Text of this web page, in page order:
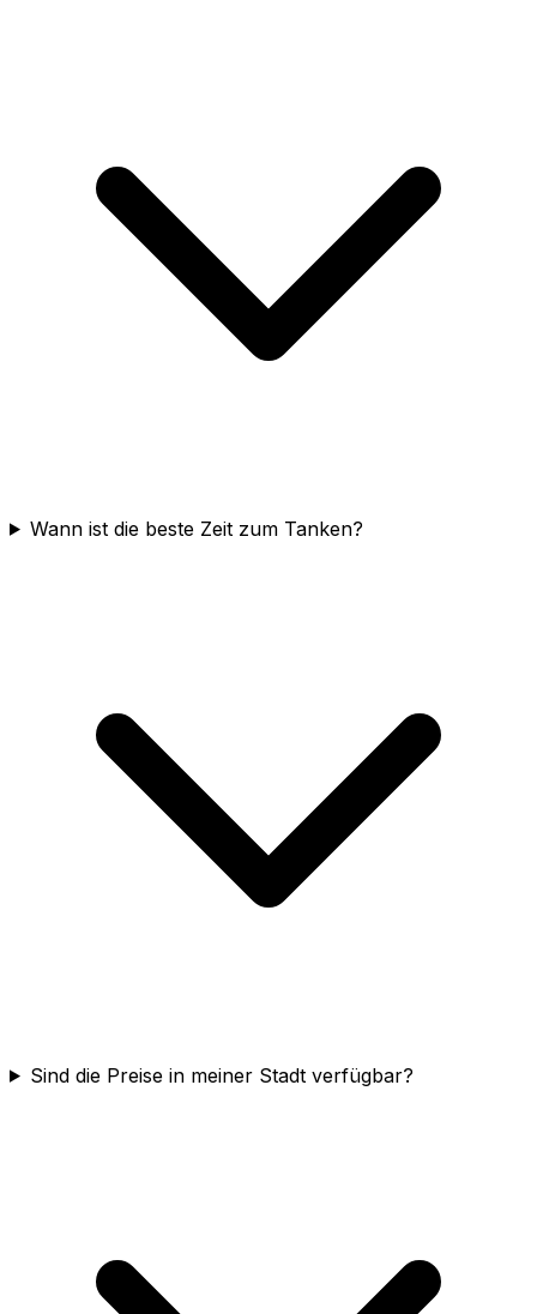
Wann ist die beste Zeit zum Tanken?
Sind die Preise in meiner Stadt verfügbar?